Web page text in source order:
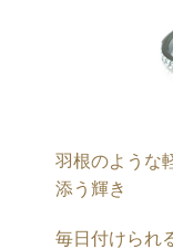
羽根のような
添う輝き
毎日付けられ